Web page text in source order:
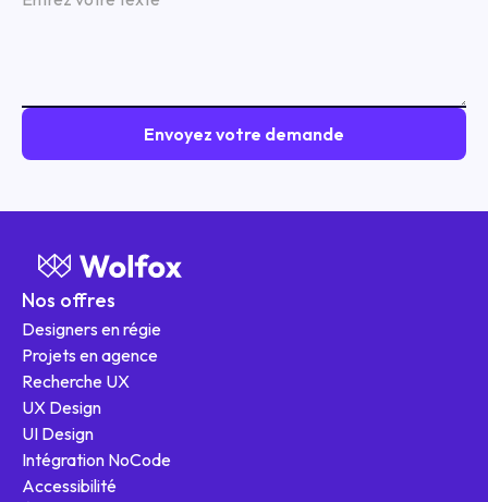
Nos offres
Designers en régie
Projets en agence
Recherche UX
UX Design
UI Design
Intégration NoCode
Accessibilité
Nos offres